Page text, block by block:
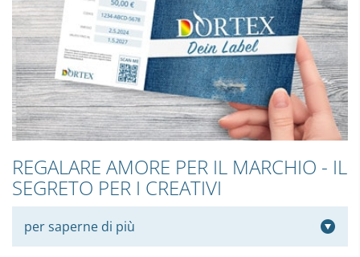
REGALARE AMORE PER IL MARCHIO - IL
SEGRETO PER I CREATIVI
per saperne di più